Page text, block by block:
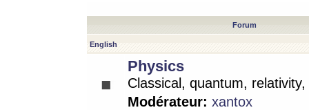
Forum
English
Physics
Classical, quantum,
Modérateur: xantox